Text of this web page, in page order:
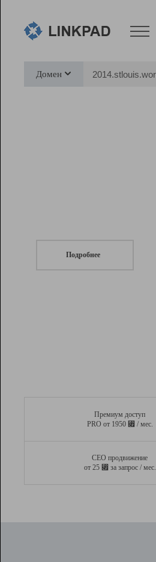
Домен
Подробнее
Премиум доступ
PRO от 1950 ⃏ / мес.
СЕО продвижение
от 25 ⃏ за запрос / мес.